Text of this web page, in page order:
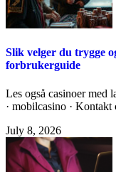
Slik velger du trygge
forbrukerguide
Les også casinoer med
· mobilcasino ·
July 8, 2026